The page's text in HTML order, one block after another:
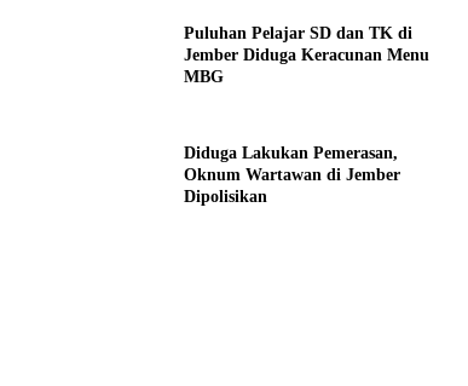
Puluhan Pelajar SD dan TK di
Jember Diduga Keracunan Menu
MBG
Diduga Lakukan Pemerasan,
Oknum Wartawan di Jember
Dipolisikan